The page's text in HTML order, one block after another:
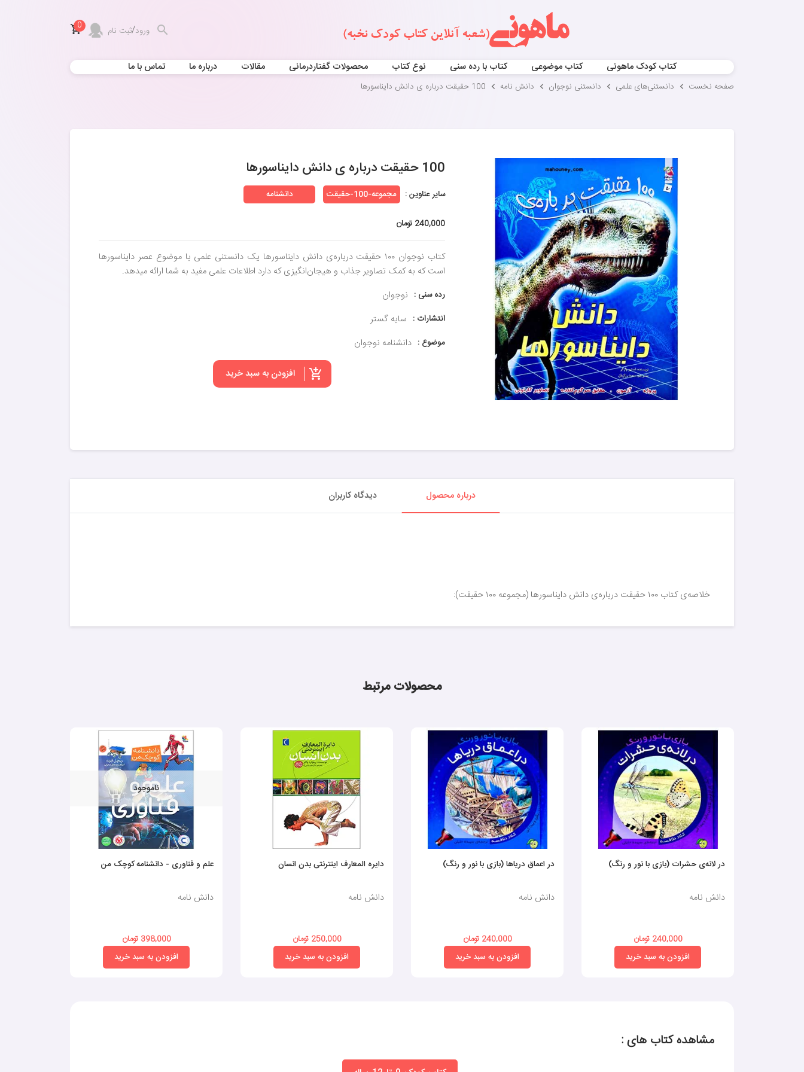
ورود/ثبت نام 0
کتاب کودک ماهونی کتاب موضوعی کتاب با رده سنی نوع کتاب محصولات گفتاردرمانی مقالات درباره ما تماس با ما
صفحه نخست دانستنی‌های علمی دانستنی نوجوان دانش نامه 100 حقیقت درباره ی دانش دایناسورها
100 حقیقت درباره ی دانش دایناسورها
سایر عناوین : مجموعه-100-حقیقت دانشنامه
240,000 تومان
کتاب نوجوان ۱۰۰ حقیقت درباره‌ی دانش دایناسورها یک دانستنی علمی با موضوع عصر دایناسورها
است که به کمک تصاویر جذاب و هیجان‌انگیزی که دارد اطلاعات علمی مفید به شما ارائه میدهد.
رده سنی : نوجوان
انتشارات : سایه گستر
موضوع : دانشنامه نوجوان
افزودن به سبد خرید
درباره محصول دیدگاه کاربران
خلاصه‌ی کتاب ۱۰۰ حقیقت درباره‌ی دانش دایناسورها (مجموعه ۱٠٠ حقیقت):
محصولات مرتبط
در لانه‌ی حشرات (بازی با نور و رنگ)
دانش نامه
240,000 تومان
افزودن به سبد خرید
در اعماق دریاها (بازی با نور و رنگ)
دانش نامه
240,000 تومان
افزودن به سبد خرید
دایره المعارف اینترنتی بدن انسان
دانش نامه
250,000 تومان
افزودن به سبد خرید
ناموجود
علم و فناوری - دانشنامه کوچک من
دانش نامه
398,000 تومان
افزودن به سبد خرید
مشاهده کتاب های :